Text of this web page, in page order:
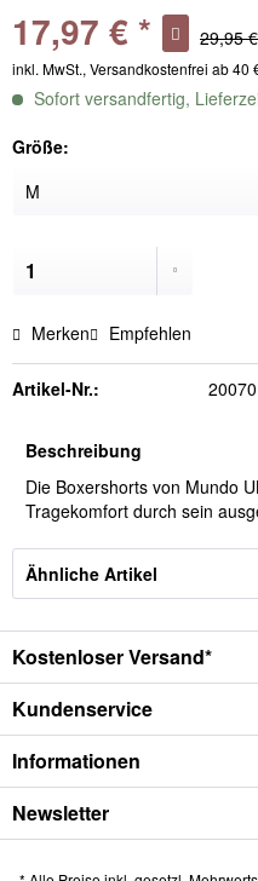
17,97 € * 29,95
inkl. MwSt., Versandkostenfrei ab 40
Sofort versandfertig,
Größe:
Merken Empfehlen
Artikel-Nr.:
Beschreibung
Die Boxershorts von Mundo
Tragekomfort durch sein
Ähnliche Artikel
Kostenloser Versand*
Kundenservice
Informationen
Newsletter